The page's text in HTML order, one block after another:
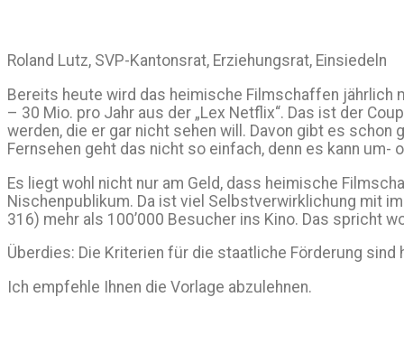
Roland Lutz, SVP-Kantonsrat, Erziehungsrat, Einsiedeln
Bereits heute wird das heimische Filmschaffen
– 30 Mio. pro Jahr aus der „Lex Netflix“. Das ist der
werden, die er gar nicht sehen will. Davon gibt es
Fernsehen geht das nicht so einfach, denn es kann
Es liegt wohl nicht nur am Geld, dass heimische
Nischenpublikum. Da ist viel Selbstverwirklichung mit
316) mehr als 100’000 Besucher ins Kino. Das spricht
Überdies: Die Kriterien für die staatliche Förderung
Ich empfehle Ihnen die Vorlage abzulehnen.